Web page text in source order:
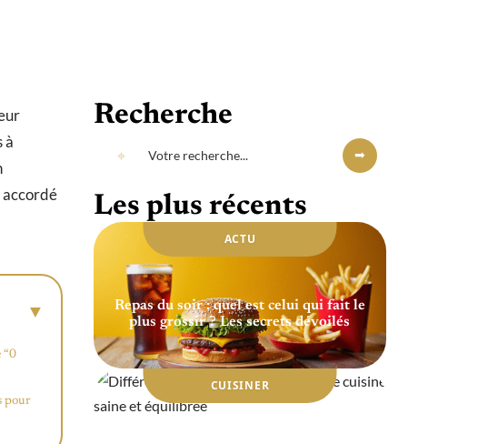
à
accordé
“0
pour
Recherche
Les plus récents
ACTU
Repas du soir : quel est celui qui fait le
plus grossir ? Les secrets dévoilés
CUISINER